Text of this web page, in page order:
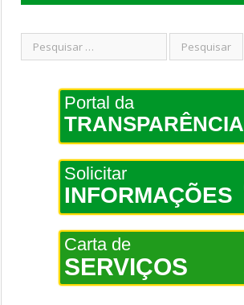
Portal da
TRANSPARÊNCIA
Solicitar
INFORMAÇÕES
Carta de
SERVIÇOS